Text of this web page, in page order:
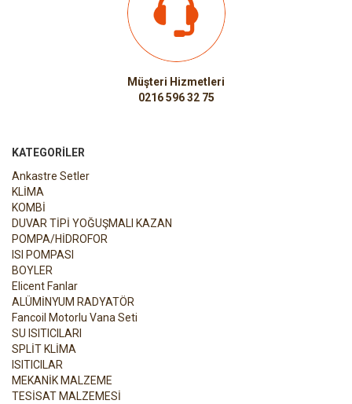
Müşteri Hizmetleri
0216 596 32 75
KATEGORILER
Ankastre Setler
KLİMA
KOMBİ
DUVAR TİPİ YOĞUŞMALI KAZAN
POMPA/HİDROFOR
ISI POMPASI
BOYLER
Elicent Fanlar
ALÜMİNYUM RADYATÖR
Fancoil Motorlu Vana Seti
SU ISITICILARI
SPLİT KLİMA
ISITICILAR
MEKANİK MALZEME
TESİSAT MALZEMESİ